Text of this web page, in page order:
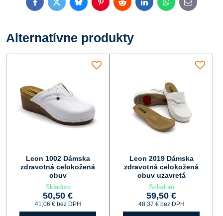
FacebookTwitterBlueskyPinterestRedditLinkedInWhatsApp
E-
mail
Alternatívne produkty
Leon 1002 Dámska
zdravotná celokožená
obuv
Skladom
50,50 €
41,06 € bez DPH
Leon 2019 Dámska
zdravotná celokožená
obuv uzavretá
Skladom
59,50 €
48,37 € bez DPH